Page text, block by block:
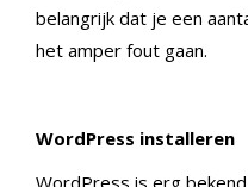
belangrijk dat je een
het amper fout gaan.
WordPress installeren
WordPress is erg